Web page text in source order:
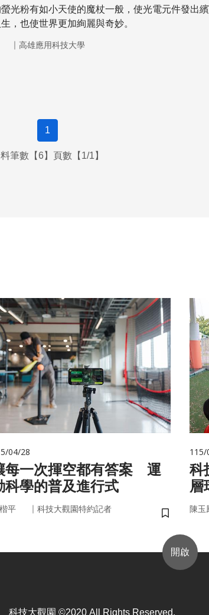
光粉有如小天使的魔杖一般，使光電元件發出
，也使世界更加絢麗與奇妙。
｜ 高雄應用科技大學
1
筆數【6】頁數【1/1】
04/28
每一次揮空都有答案 運
科學的普及進行式
平 ｜ 科技大觀園特約記者
儲存書籤
115/
科
層
陳玉
開啟
科技大觀園 ©2020 All Rights Reserved.